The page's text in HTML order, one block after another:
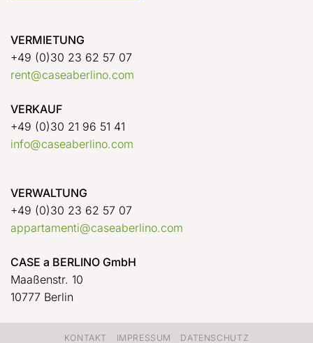
VERMIETUNG
+49 (0)30 23 62 57 07
rent@caseaberlino.com
VERKAUF
+49 (0)30 21 96 51 41
info@caseaberlino.com
VERWALTUNG
+49 (0)30 23 62 57 07
appartamenti@caseaberlino.com
CASE a BERLINO GmbH
Maaßenstr. 10
10777 Berlin
KONTAKT IMPRESSUM DATENSCHUTZ